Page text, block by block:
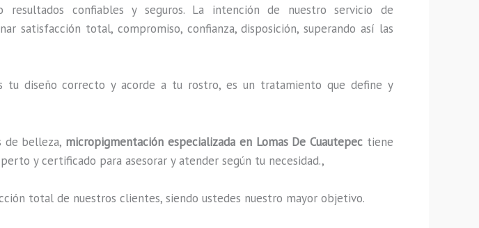
confiables y seguros. La intención de nuestro servicio de
satisfacción total, compromiso, confianza, disposición, superando así las
tu diseño correcto y acorde a tu rostro, es un tratamiento que define y
belleza, micropigmentación especializadaen Lomas De Cuautepec tiene
y certificado para asesorar y atender según tu necesidad.,
total de nuestros clientes, siendo ustedes nuestro mayor objetivo.